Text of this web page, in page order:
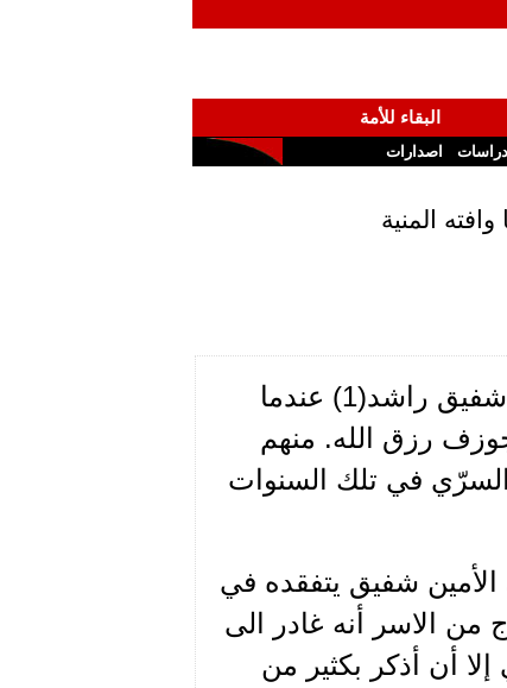
البقاء للأمة
اصدارات
المنية
في ستينات القرن الماضي سمعت عن نشاطه من الأمين شفيق راشد(1) عندما
رزق الله. منهم
في تلك السنوات
شفيق يتفقده في
الاسر أنه غادر الى
إلا أن أذكر بكثير من